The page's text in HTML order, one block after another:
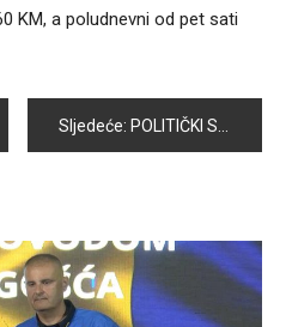
KM, a poludnevni od pet sati
Sljedeće: POLITIČKI SUBJEKTI OBAVEZNI SU U ROKU OD 48 SATI UKLONITI PLAKATE I BILBORDE SA JAVNIH POVRŠINA